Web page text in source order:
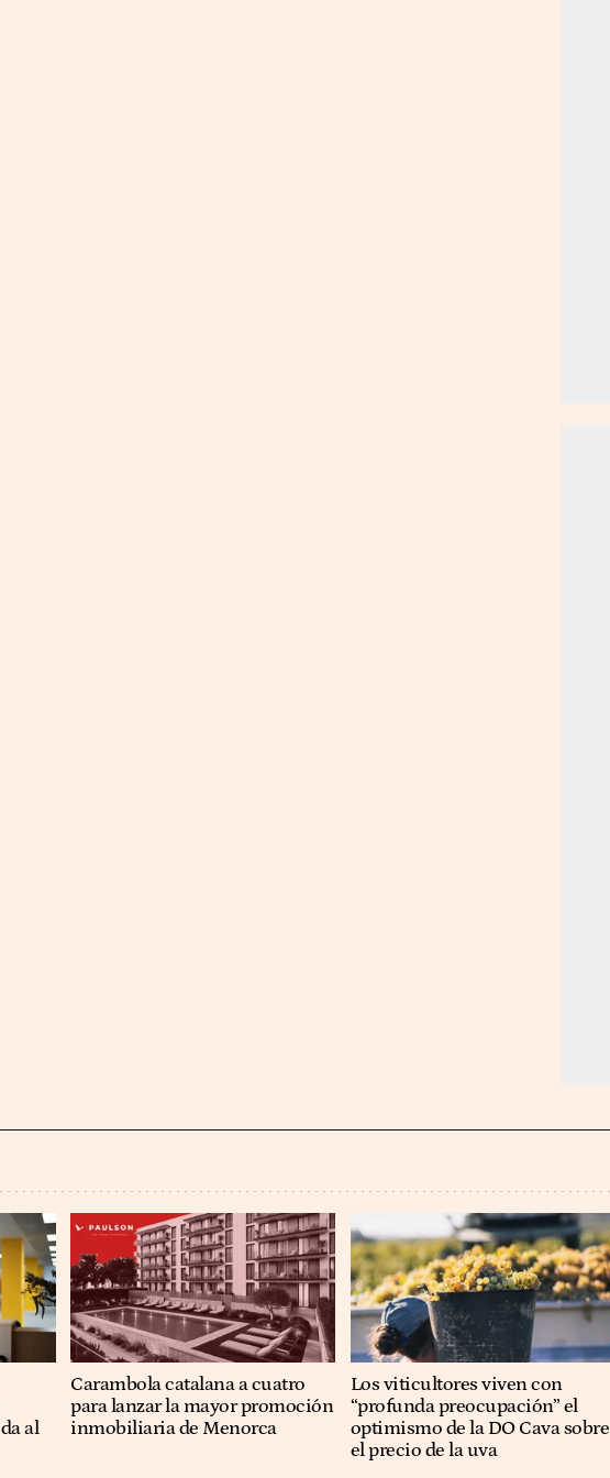
al
Carambola catalana a cuatro
para lanzar la mayor promoción
inmobiliaria de Menorca
Los viticultores viven con
“profunda preocupación” el
optimismo de la DO Cava sobre
el precio de la uva